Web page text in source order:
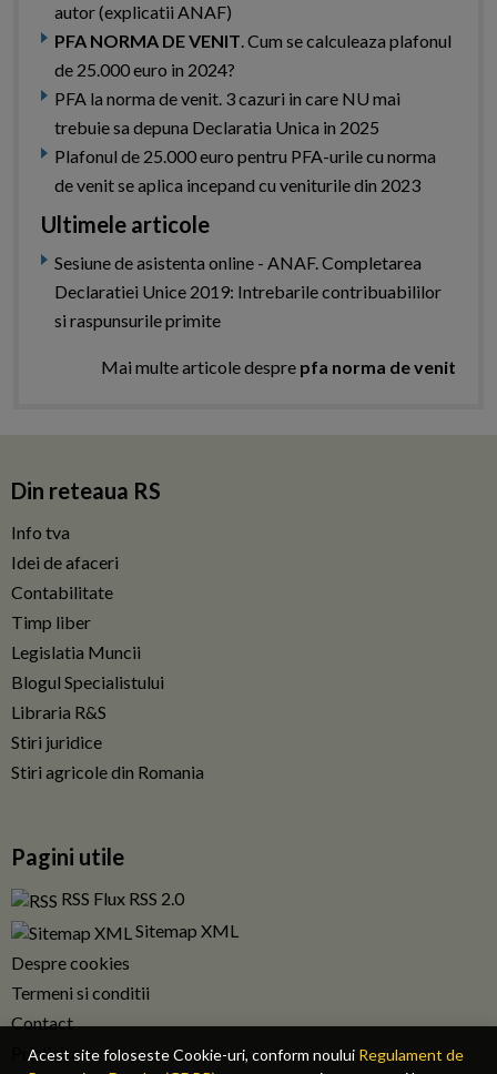
Acest site foloseste Cookie-uri, conform noului Regulament de
autor (explicatii ANAF)
PFA NORMA DE VENIT. Cum se calculeaza plafonul
de 25.000 euro in 2024?
PFA la norma de venit. 3 cazuri in care NU mai
trebuie sa depuna Declaratia Unica in 2025
Plafonul de 25.000 euro pentru PFA-urile cu norma
de venit se aplica incepand cu veniturile din 2023
Ultimele articole
Sesiune de asistenta online - ANAF. Completarea
Declaratiei Unice 2019: Intrebarile contribuabililor
si raspunsurile primite
Mai multe articole despre pfa norma de venit
Din reteaua RS
Info tva
Idei de afaceri
Contabilitate
Timp liber
Legislatia Muncii
Blogul Specialistului
Libraria R&S
Stiri juridice
Stiri agricole din Romania
Pagini utile
RSS Flux RSS 2.0
Sitemap XML
Despre cookies
Termeni si conditii
Contact
Publicitate